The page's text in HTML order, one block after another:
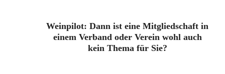
Weinpilot: Dann ist eine Mitgliedschaft in
einem Verband oder Verein wohl auch
kein Thema für Sie?